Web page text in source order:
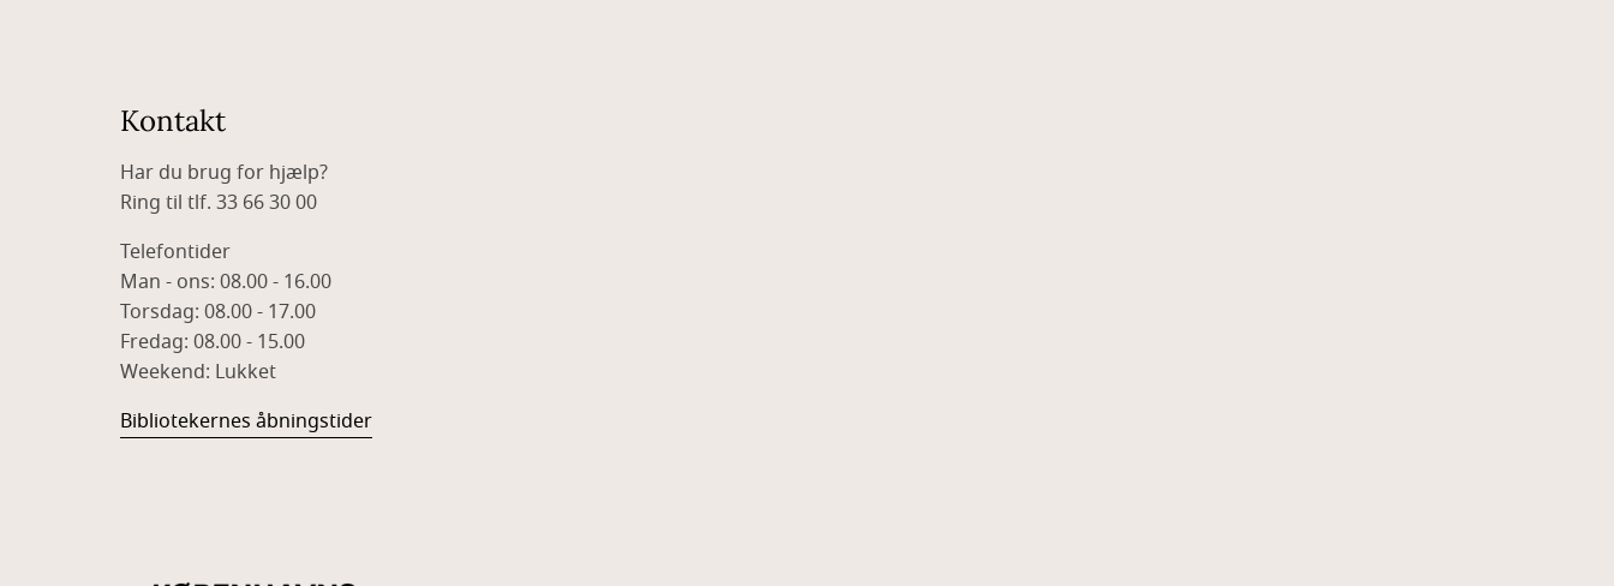
Kontakt
Har du brug for hjælp?
Ring til tlf. 33 66 30 00
Telefontider
Man - ons: 08.00 - 16.00
Torsdag: 08.00 - 17.00
Fredag: 08.00 - 15.00
Weekend: Lukket
Bibliotekernes åbningstider